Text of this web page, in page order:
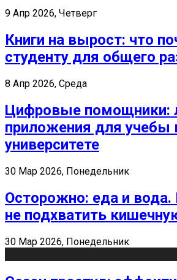
9 Апр 2026, Четверг
Книги на вырост: что
студенту для общего
8 Апр 2026, Среда
Цифровые помощники:
приложения для учебы
университете
30 Мар 2026, Понедельник
Осторожно: еда и вода.
не подхватить
30 Мар 2026, Понедельник